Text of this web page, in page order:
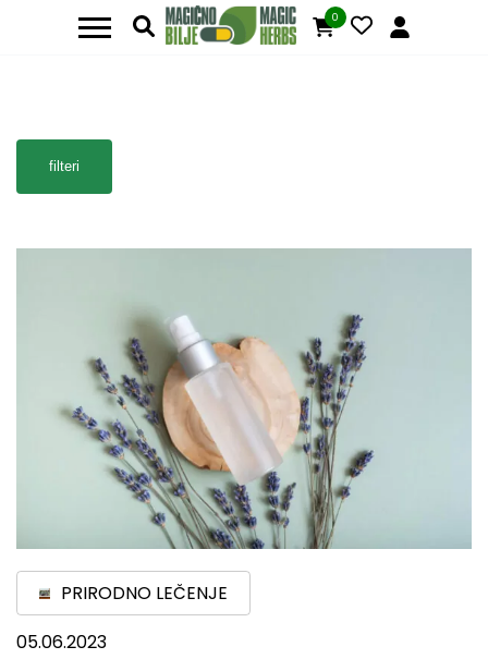
0
filteri
PRIRODNO LEČENJE
05.06.2023